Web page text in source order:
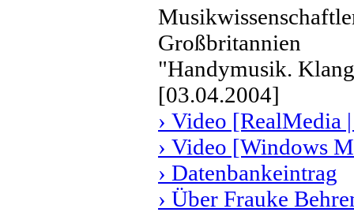
Großbritannien
"Handymusik.
[03.04.2004]
› Video [RealMedia
› Video [Windows
› Datenbankeintrag
› Über Frauke